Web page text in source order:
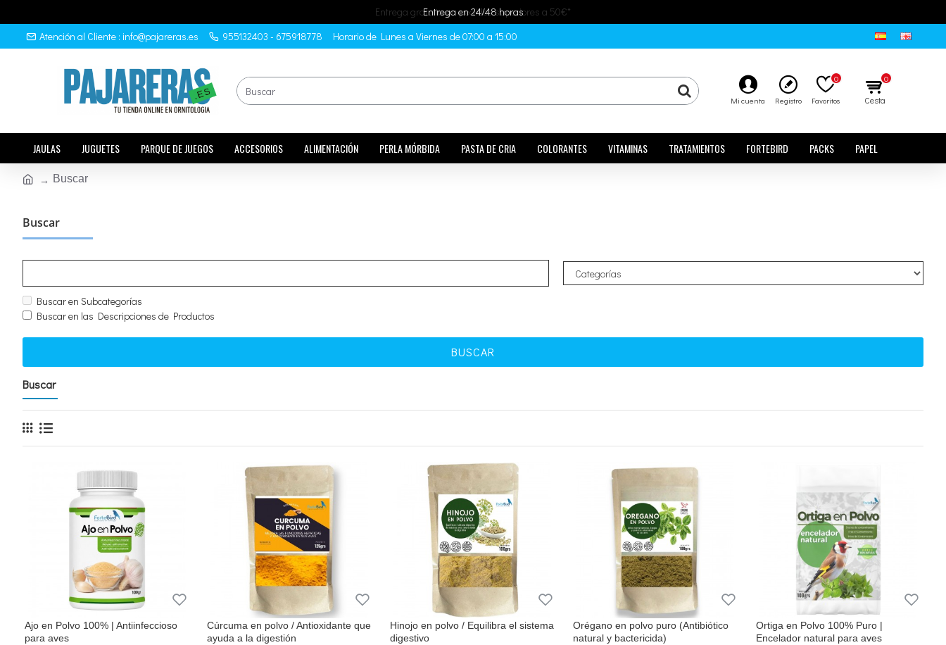
Entrega en 24/48 horas
Atención al Cliente : info@pajareras.es
955132403 - 675918778 Horario de Lunes a Viernes de 07:00 a 15:00
Mi cuenta Registro Favoritos
0
Cesta
0
JAULAS JUGUETES PARQUE DE JUEGOS ACCESORIOS ALIMENTACIÓN PERLA MÓRBIDA PASTA DE CRIA COLORANTES VITAMINAS TRATAMIENTOS FORTEBIRD PACKS PAPEL
Buscar
Buscar
Buscar en Subcategorías
Buscar en las Descripciones de Productos
BUSCAR
Buscar
Ajo en Polvo 100% | Antiinfeccioso
para aves
Cúrcuma en polvo / Antioxidante que
ayuda a la digestión
Hinojo en polvo / Equilibra el sistema
digestivo
Orégano en polvo puro (Antibiótico
natural y bactericida)
Ortiga en Polvo 100% Puro |
Encelador natural para aves